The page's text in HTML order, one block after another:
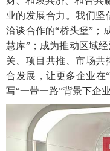
业的发展合力。我们坚
洽谈合作的“桥头堡”；
慧库”；成为推动区域
关、项目共推、市场共
合发展，让更多企业在
写“一带一路”背景下企